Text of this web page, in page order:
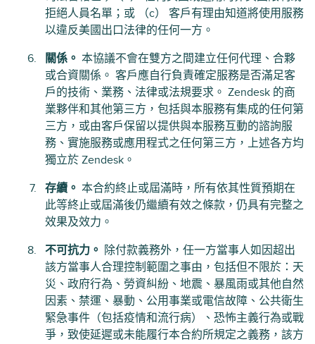
拒絕人員名單；或 （c） 客戶有理由知道將使用服務
以違反美國出口法律的任何一方。
關係。 本協議不會在雙方之間建立任何代理、合夥
或合資關係。 客戶應自行負責確定服務是否滿足客
戶的技術、業務、法律或法規要求。 Zendesk 的商
業夥伴和其他第三方，包括與本服務有集成的任何第
三方，或由客戶保留以提供與本服務互動的諮詢服
務、實施服務或應用程式之任何第三方，上述各方均
獨立於 Zendesk。
存續。 本合約終止或屆滿時，所有依其性質預期在
此等終止或屆滿後仍繼續有效之條款，仍具有完整之
效果及效力。
不可抗力。 除付款義務外，任一方當事人如因超出
該方當事人合理控制範圍之事由，包括但不限於：天
災、政府行為、勞資糾紛、地震、暴風雨或其他自然
因素、禁運、暴動、公用事業或電信故障、公共衛生
緊急事件（包括疫情和流行病）、恐怖主義行為或戰
爭，致使延遲或未能履行本合約所規定之義務，該方